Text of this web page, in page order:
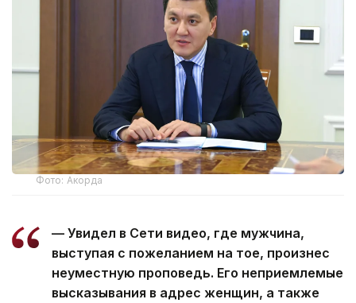
Фото: Акорда
— Увидел в Сети видео, где мужчина,
выступая с пожеланием на тое, произнес
неуместную проповедь. Его неприемлемые
высказывания в адрес женщин, а также